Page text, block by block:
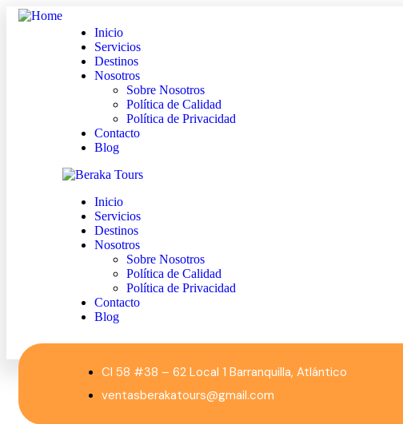
Inicio
Servicios
Destinos
Nosotros
Sobre Nosotros
Política de Calidad
Política de Privacidad
Contacto
Blog
Inicio
Servicios
Destinos
Nosotros
Sobre Nosotros
Política de Calidad
Política de Privacidad
Contacto
Blog
Cl 58 #38 – 62 Local 1 Barranquilla, Atlántico
ventasberakatours@gmail.com